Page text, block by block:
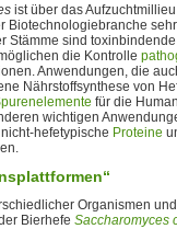
ist über das
Biotechnologiebranche
Stämme sind
die Kontrolle
Anwendungen, die
Nährstoffsynthese von
für die
wichtigen
hefetypische Proteine
Organismen
Bierhefe Saccharomyces